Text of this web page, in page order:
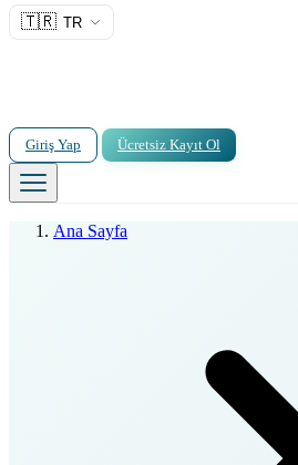
🇹🇷 TR
Giriş Yap Ücretsiz Kayıt Ol
Ana Sayfa